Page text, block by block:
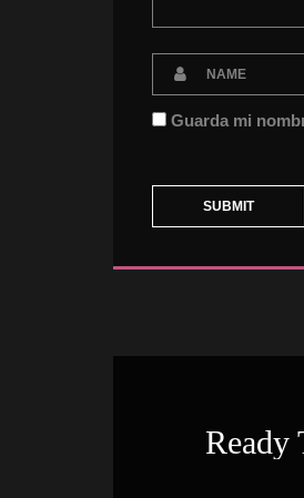
Guarda mi
Ready